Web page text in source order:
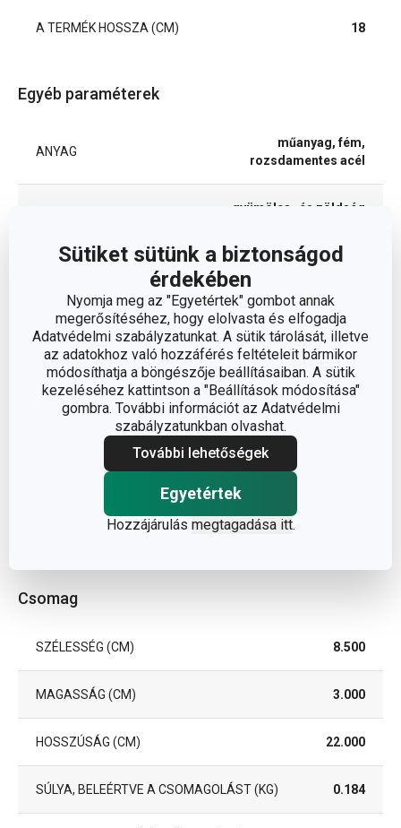
Sütiket sütünk a biztonságod
érdekében
Nyomja meg az "Egyetértek" gombot annak
megerősítéséhez, hogy elolvasta és elfogadja
Adatvédelmi szabályzatunkat. A sütik tárolását, illetve
az adatokhoz való hozzáférés feltételeit bármikor
módosíthatja a böngészője beállításaiban. A sütik
kezeléséhez kattintson a "Beállítások módosítása"
gombra. További információt az Adatvédelmi
szabályzatunkban olvashat.
További lehetőségek
Egyetértek
Hozzájárulás megtagadása itt.
A TERMÉK HOSSZA (CM) 18
Egyéb paraméterek
ANYAG
műanyag, fém,
rozsdamentes acél
gyümölcs- és zöldség
TÍPUS prés
SZÍN fehér
TISZTÍTÁS
MOSOGATÓGÉPBEN
8595028425284
A GARANCIÁLIS IDŐSZAK
Csomag
SZÉLESSÉG (CM) 8.500
MAGASSÁG (CM) 3.000
HOSSZÚSÁG (CM) 22.000
SÚLYA, BELEÉRTVE A CSOMAGOLÁST (KG) 0.184